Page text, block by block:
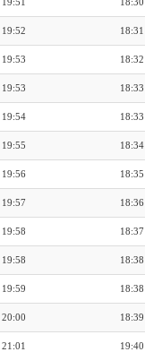
18:31
19:52
18:32
19:53
18:33
19:53
18:33
19:54
18:34
19:55
18:35
19:56
18:36
19:57
18:37
19:58
18:38
19:58
18:38
19:59
18:39
20:00
19:40
21:01